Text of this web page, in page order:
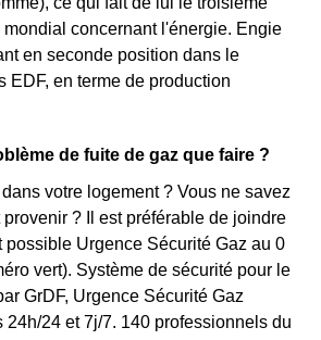
concernant l'énergie. Engie
en seconde position dans le
EDF, en terme de production
de fuite de gaz que faire ?
votre logement ? Vous ne savez
? Il est préférable de joindre
possible Urgence Sécurité Gaz au 0
vert). Système de sécurité pour le
GrDF, Urgence Sécurité Gaz
24h/24 et 7j/7. 140 professionnels du